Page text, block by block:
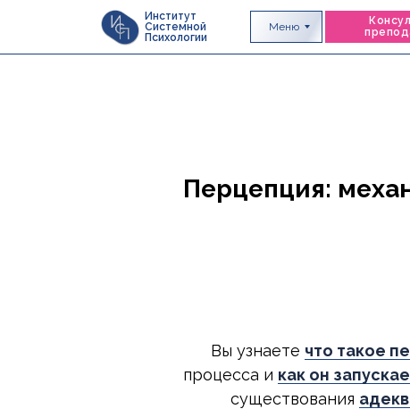
Институт
Системной
Психологии
Меню
Перцепция:
Вы узнаете что такое
процесса и как он
существования